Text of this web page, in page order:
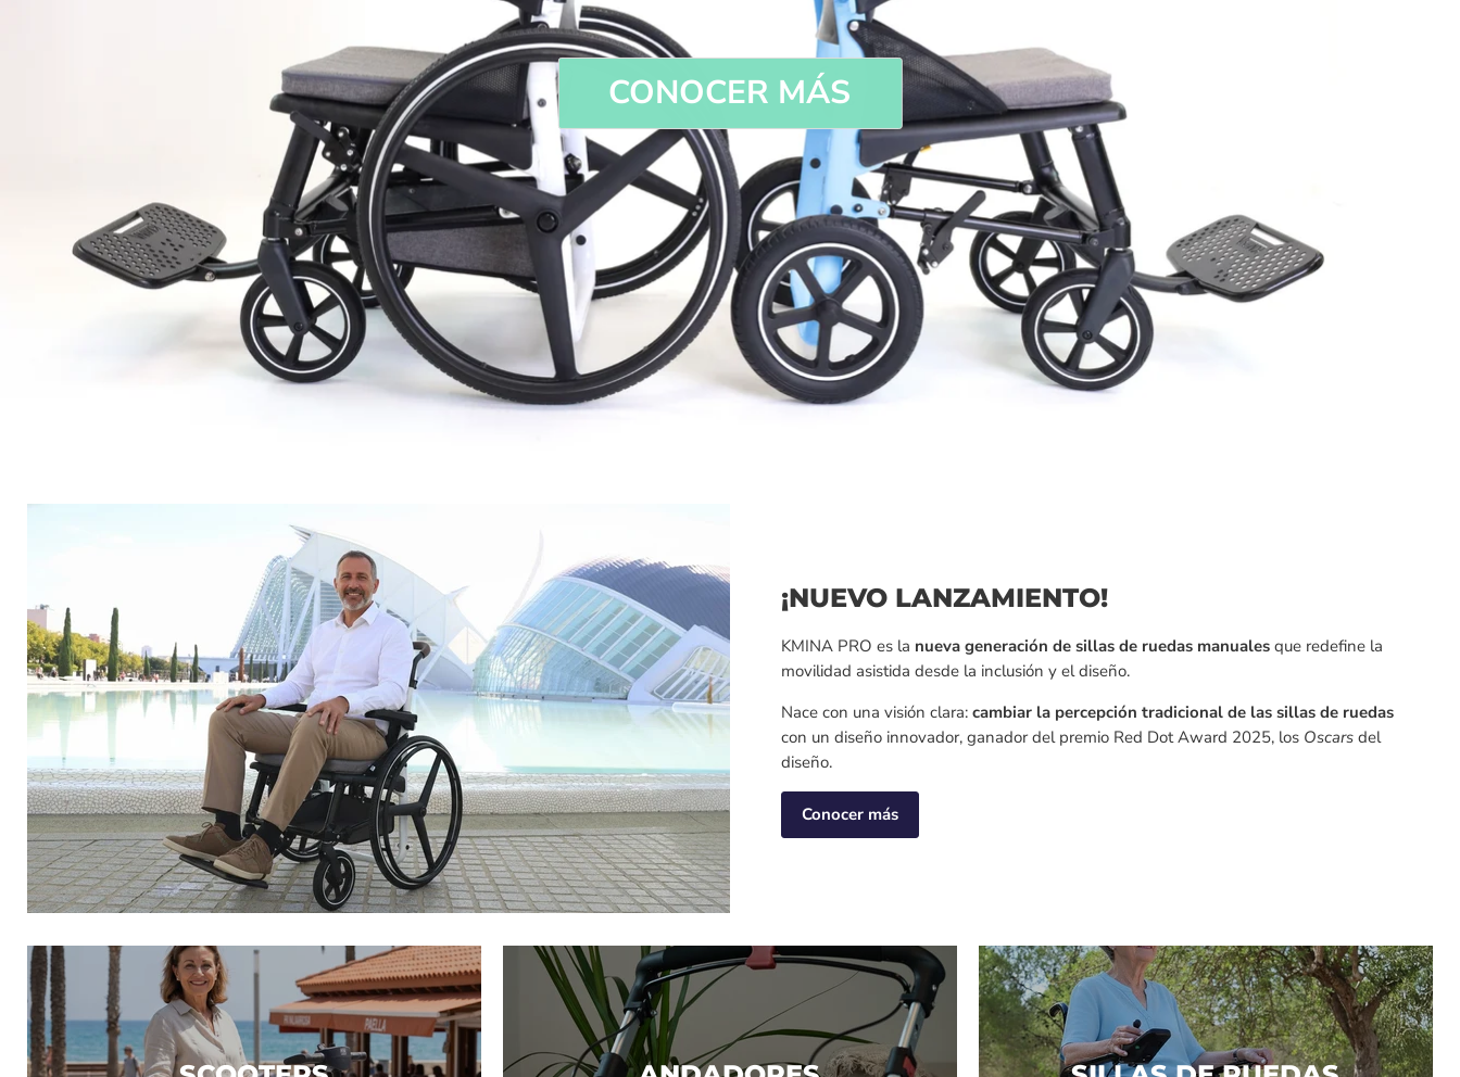
CONOCER MÁS
¡NUEVO LANZAMIENTO!
KMINA PRO es la nueva generación de sillas de ruedas manualesque redefine la
movilidad asistida desde la inclusión y el diseño.
Nace con una visión clara: cambiar la percepción tradicional de las sillas de ruedas
con un diseño innovador, ganador del premio Red Dot Award 2025, los Oscarsdel
diseño.
Conocer más